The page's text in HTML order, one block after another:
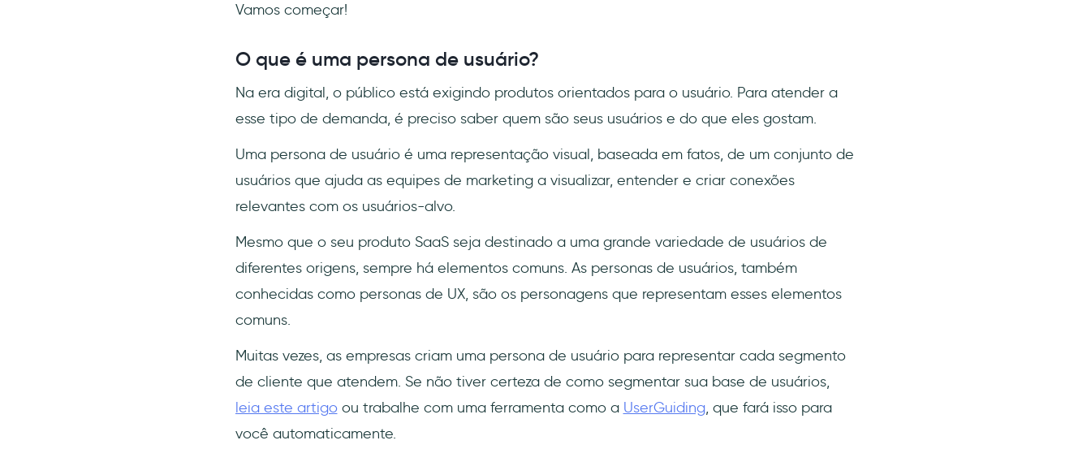
Vamos começar!
O que é uma persona de usuário?
Na era digital, o público está exigindo produtos orientados para o usuário. Para atender a
esse tipo de demanda, é preciso saber quem são seus usuários e do que eles gostam.
Uma persona de usuário é uma representação visual, baseada em fatos, de um conjunto de
usuários que ajuda as equipes de marketing a visualizar, entender e criar conexões
relevantes com os usuários-alvo.
Mesmo que o seu produto SaaS seja destinado a uma grande variedade de usuários de
diferentes origens, sempre há elementos comuns. As personas de usuários, também
conhecidas como personas de UX, são os personagens que representam esses elementos
comuns.
Muitas vezes, as empresas criam uma persona de usuário para representar cada segmento
de cliente que atendem. Se não tiver certeza de como segmentar sua base de usuários,
leia este artigoou trabalhe com uma ferramenta como a UserGuiding, que fará isso para
você automaticamente.